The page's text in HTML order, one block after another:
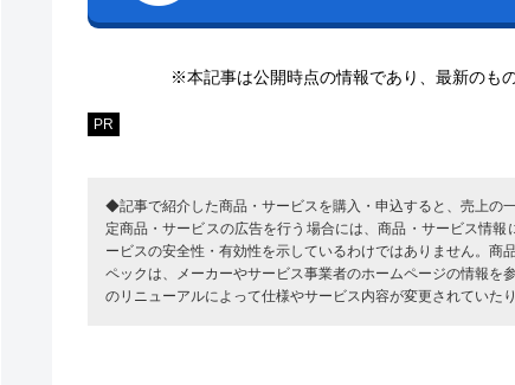
※本記事は公開時点の情報であり、最新のも
PR
◆記事で紹介した商品・サービスを購入・申込すると、売上の
定商品・サービスの広告を行う場合には、商品・サービス情
ービスの安全性・有効性を示しているわけではありません。
ペックは、メーカーやサービス事業者のホームページの情報
のリニューアルによって仕様やサービス内容が変更されていた